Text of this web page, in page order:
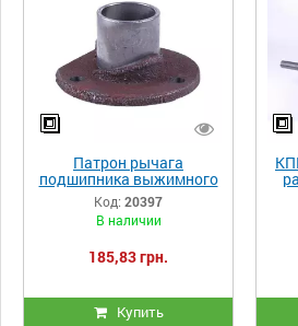
Патрон рычага
подшипника выжимного
YBX на КПП/6
Код: 20397
В наличии
185,83 грн.
Купить